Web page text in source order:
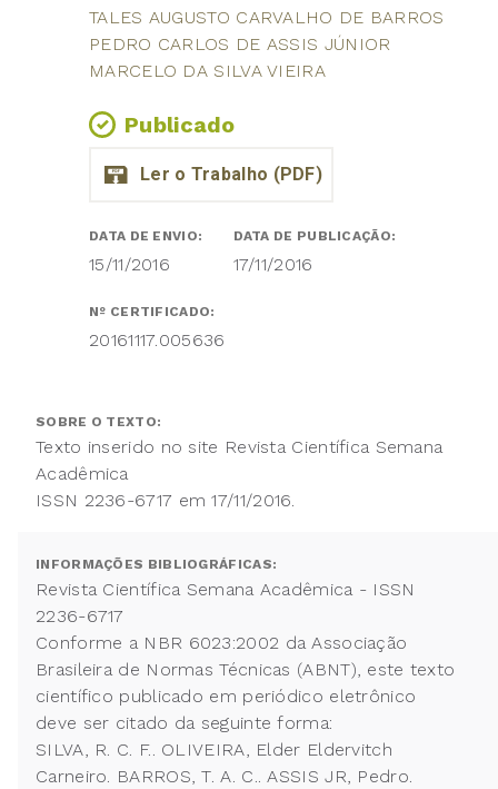
TALES AUGUSTO CARVALHO DE BARROS
PEDRO CARLOS DE ASSIS JÚNIOR
MARCELO DA SILVA VIEIRA
Publicado
DATA DE ENVIO:
15/11/2016
DATA DE PUBLICAÇÃO:
17/11/2016
Nº CERTIFICADO:
20161117.005636
SOBRE O TEXTO:
Texto inserido no site Revista Científica Semana
Acadêmica
ISSN 2236-6717 em 17/11/2016.
INFORMAÇÕES BIBLIOGRÁFICAS:
Revista Científica Semana Acadêmica - ISSN
2236-6717
Conforme a NBR 6023:2002 da Associação
Brasileira de Normas Técnicas (ABNT), este texto
científico publicado em periódico eletrônico
deve ser citado da seguinte forma:
SILVA, R. C. F.. OLIVEIRA, Elder Eldervitch
Carneiro. BARROS, T. A. C.. ASSIS JR, Pedro.